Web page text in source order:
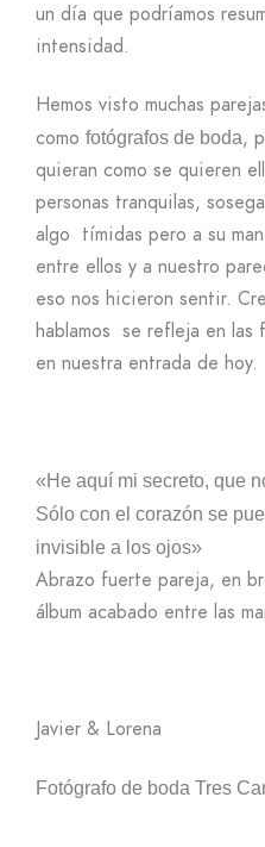
un día que podríamos
intensidad.
Hemos visto muchas
como fotógrafos de boda,
quieran como se quieren
personas tranquilas,
algo tímidas pero a su
entre ellos y a nuestro
eso nos hicieron sentir.
hablamos se refleja en
en nuestra entrada de hoy.
«He aquí mi secreto, que
Sólo con el corazón se
invisible a los ojos»
Abrazo fuerte pareja, en
álbum acabado entre las
Javier & Lorena
Fotógrafo de boda Tres